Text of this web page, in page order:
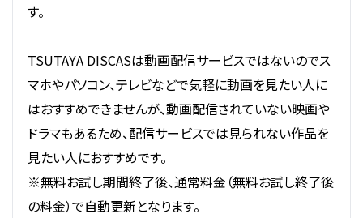
す。
TSUTAYA DISCASは動画配信サービスではないのでス
マホやパソコン、テレビなどで気軽に動画を見たい人に
はおすすめできませんが、動画配信されていない映画や
ドラマもあるため、配信サービスでは見られない作品を
見たい人におすすめです。
※無料お試し期間終了後、通常料金（無料お試し終了後
の料金）で自動更新となります。